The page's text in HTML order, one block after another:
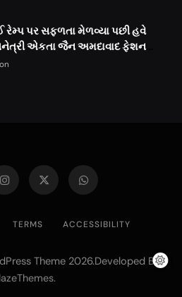
પર સફળતા મેળવ્યા પછી હવે
એકતા જૈન અમદાવાદ ફેશન
પોતાની પ્રતિભા પ્રદર્શિત કરશે
TERMS ACCESSIBILITY
Theme 2026.Developed By
.